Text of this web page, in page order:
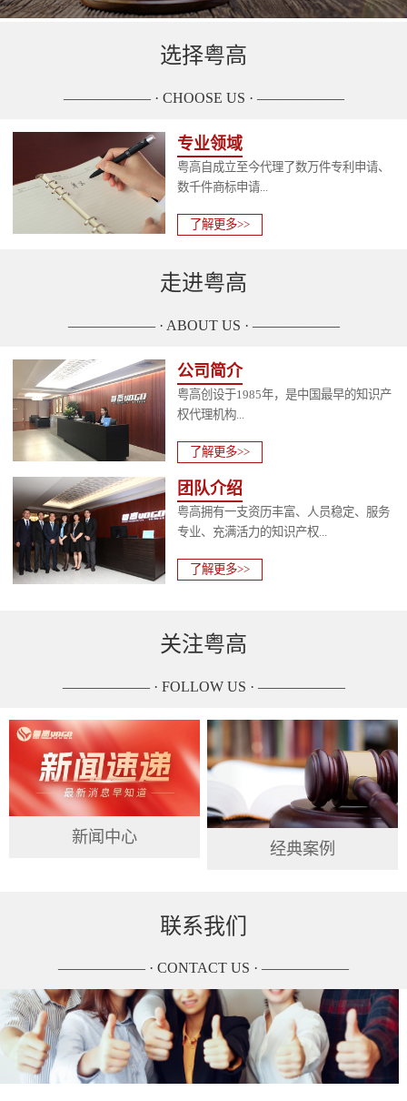
选择粤高
—————— · CHOOSE US · ——————
专业领域
粤高自成立至今代理了数万件专利申请、
数千件商标申请...
了解更多>>
走进粤高
—————— · ABOUT US · ——————
公司简介
粤高创设于1985年，是中国最早的知识产
权代理机构...
了解更多>>
团队介绍
粤高拥有一支资历丰富、人员稳定、服务
专业、充满活力的知识产权...
了解更多>>
关注粤高
—————— · FOLLOW US · ——————
新闻中心
经典案例
联系我们
—————— · CONTACT US · ——————